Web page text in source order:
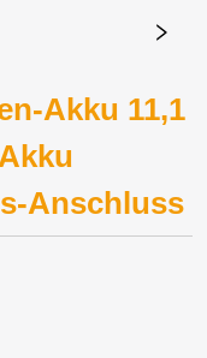
Akku 11,1
Anschluss